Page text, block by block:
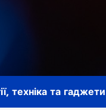
техніка та гаджети